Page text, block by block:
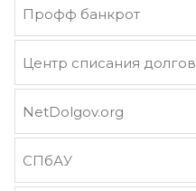
Профф банкрот
Центр списания долгов
NetDolgov.org
СПбАУ